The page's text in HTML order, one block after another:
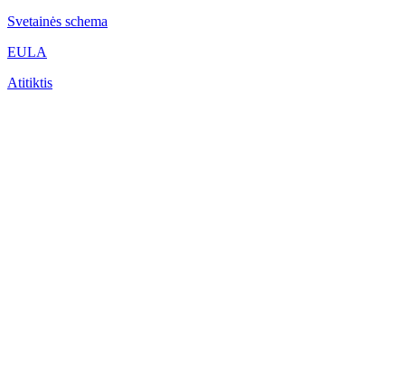
Svetainės schema
EULA
Atitiktis